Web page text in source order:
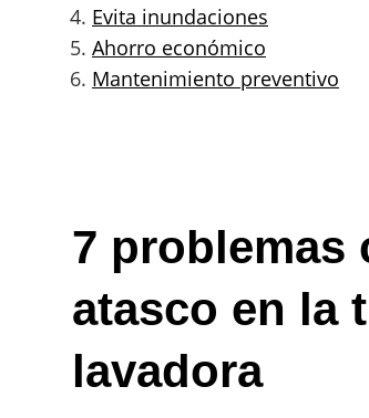
Evita inundaciones
Ahorro económico
Mantenimiento preventivo
7 problemas
atasco en la
lavadora